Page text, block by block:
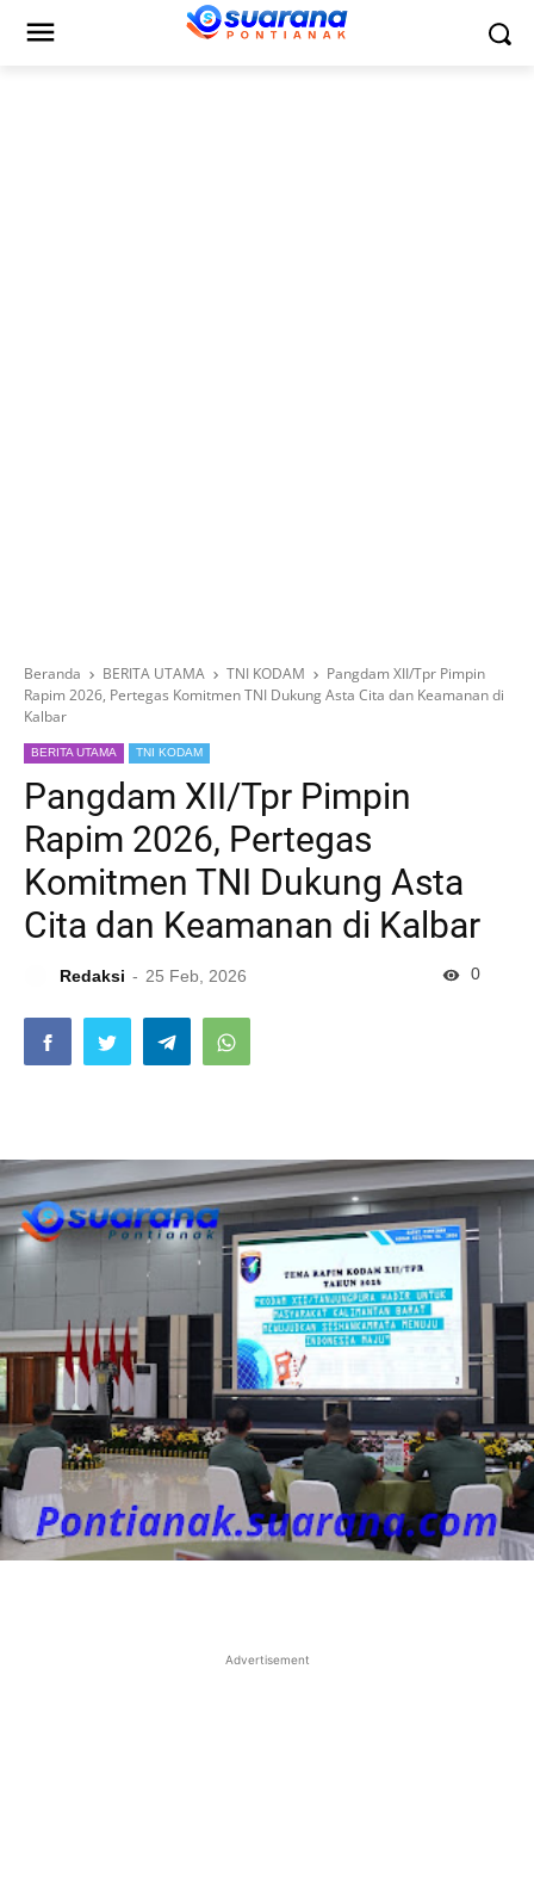
Beranda BERITA UTAMA TNI KODAM
Pangdam XII/Tpr Pimpin
Rapim 2026, Pertegas Komitmen TNI Dukung Asta Cita dan Keamanan di
Kalbar
BERITA UTAMA TNI KODAM
Pangdam XII/Tpr Pimpin
Rapim 2026, Pertegas
Komitmen TNI Dukung Asta
Cita dan Keamanan di Kalbar
Redaksi 25 Feb, 2026 0
Advertisement